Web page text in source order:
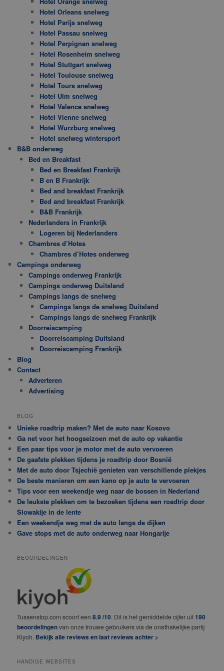
Hotel Orleans snelweg
Hotel Parijs snelweg
Hotel Passau snelweg
Hotel Perpignan snelweg
Hotel Rosenheim snelweg
Hotel Stuttgart snelweg
Hotel Toulouse snelweg
Hotel Tours snelweg
Hotel Ulm snelweg
Hotel Valence snelweg
Hotel Vienne snelweg
Hotel Wurzburg snelweg
Hotel snelweg wintersport
B&B onderweg
Bed en Breakfast
Bed en Breakfast Frankrijk
B en B Frankrijk
Bed and breakfast Frankrijk
Bed and breakfast Frankrijk
B&B Frankrijk
Nederlanders in Frankrijk
Logeren bij Nederlanders
Chambres d’Hotes
Chambres d’Hotes onderweg
Campings onderweg
Campings onderweg Frankrijk
Campings onderweg Duitsland
Campings langs de snelweg
Campings langs de snelweg Duitsland
Campings langs de snelweg Frankrijk
Doorreiscamping
Doorreiscamping Duitsland
Doorreiscamping Frankrijk
Blog
Contact
Adverteren
Advertising
BLOG
Unieke roadtrip maken? Met de auto naar Kosovo
Ga net voor het hoogseizoen met de auto op vakantie
Een paar tips voor je motor met de auto vervoeren
De gaafste plekken tijdens je roadtrip door Bosnië
Met de auto door Tsjechië genieten van verschillende plekjes
De beste manieren om een kano op je auto te vervoeren
Tips voor een weekendje weg naar de bossen in Nederland
De leukste plekken om te bezoeken tijdens een roadtrip door
Slowakije in de lente
Een weekendje weg met de auto langs de dijken
Gave stops met de auto onderweg naar Hongarije
BEOORDELINGEN
Tussenstop.com scoort een8.9 /10 . Dit is het gemiddelde cijfer uit 190
beoordelingenvan onze trouwe gebruikers via de onafhakelijke partij
Kiyoh. Bekijk alle reviews en laat reviews achter >
HANDIGE WEBSITES